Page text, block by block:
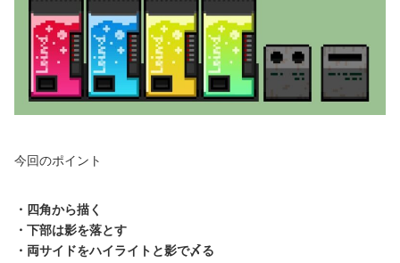
今回のポイント
・四角から描く
・下部は影を落とす
・両サイドをハイライトと影で〆る